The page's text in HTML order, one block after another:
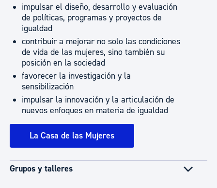
impulsar el diseño, desarrollo y evaluación
de políticas, programas y proyectos de
igualdad
contribuir a mejorar no solo las condiciones
de vida de las mujeres, sino también su
posición en la sociedad
favorecer la investigación y la
sensibilización
impulsar la innovación y la articulación de
nuevos enfoques en materia de igualdad
La Casa de las Mujeres
Grupos y talleres